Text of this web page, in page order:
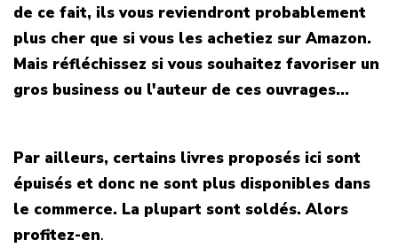
de ce fait, ils vous reviendront probablement
plus cher que si vous les achetiez sur Amazon.
Mais réfléchissez si vous souhaitez favoriser un
gros business ou l'auteur de ces ouvrages...
Par ailleurs, certains livres proposés ici sont
épuisés et donc ne sont plus disponibles dans
le commerce. La plupart sont soldés. Alors
profitez-en.